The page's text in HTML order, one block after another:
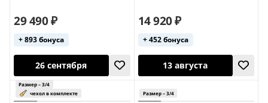
Размер – 3/4
чехол в комплекте
Размер – 3/4
чехол в
29 490 ₽
+ 893 бонуса
14 920 ₽
+ 452 бонуса